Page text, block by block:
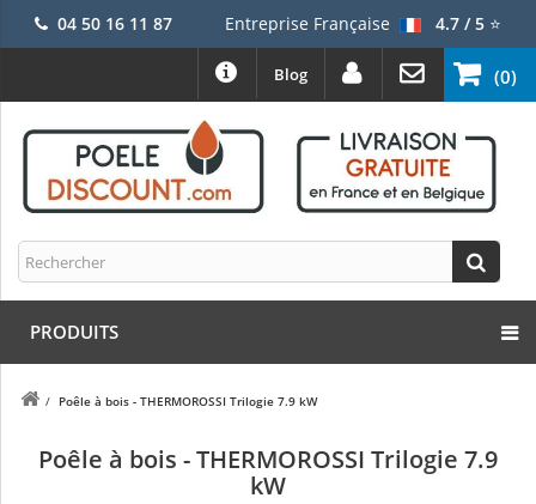
04 50 16 11 87 Entreprise Française 4.7 / 5⭐
(0)
Blog
PRODUITS
/ Poêle à bois - THERMOROSSI Trilogie 7.9 kW
Poêle à bois - THERMOROSSI Trilogie 7.9
kW